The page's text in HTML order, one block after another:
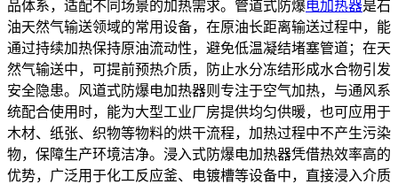
品体系，适配不同场景的加热需求。管道式防爆电加热器是石
油天然气输送领域的常用设备，在原油长距离输送过程中，能
通过持续加热保持原油流动性，避免低温凝结堵塞管道；在天
然气输送中，可提前预热介质，防止水分冻结形成水合物引发
安全隐患。风道式防爆电加热器则专注于空气加热，与通风系
统配合使用时，能为大型工业厂房提供均匀供暖，也可应用于
木材、纸张、织物等物料的烘干流程，加热过程中不产生污染
物，保障生产环境洁净。浸入式防爆电加热器凭借热效率高的
优势，广泛用于化工反应釜、电镀槽等设备中，直接浸入介质